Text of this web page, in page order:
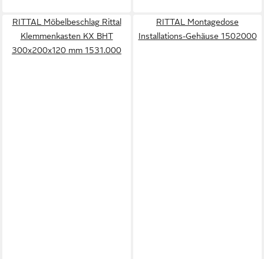
RITTAL Möbelbeschlag Rittal
Klemmenkasten KX BHT
300x200x120 mm 1531.000
RITTAL Montagedose
Installations-Gehäuse 1502000